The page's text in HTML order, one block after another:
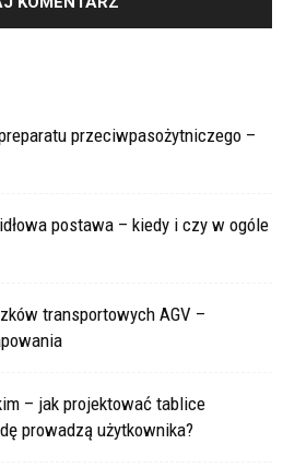
przeciwpasożytniczego –
postawa – kiedy i czy w ogóle
transportowych AGV –
– jak projektować tablice
prowadzą użytkownika?